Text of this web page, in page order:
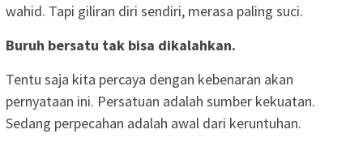
wahid. Tapi giliran diri sendiri, merasa paling suci.
Buruh bersatu tak bisa dikalahkan.
Tentu saja kita percaya dengan kebenaran akan
pernyataan ini. Persatuan adalah sumber kekuatan.
Sedang perpecahan adalah awal dari keruntuhan.